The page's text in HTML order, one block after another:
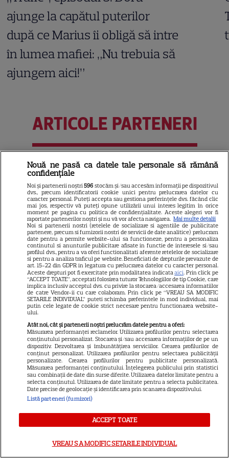
ajunge la capătul puterilor
după ce Marius îi obligă să intre
în lumea mafiei: „Nu trebuia să
ajungem aici!”
ARTICOLE PARTENERI
Horoscop Urania | Previziuni
astrologice pentru perioada 1 –
7 august 2026. Venus va intra
în zodia Balanței
Ulei de perilla – ce este și ce
beneficii are
Postul Sfintei Mării – Postul
Adormirii Maicii Domnului. Ce
se mănâncă în post
dacă te muți singur – ustensile
Nouă ne pasă ca datele tale personale să rămână
confidențiale
Noi și partenerii noștri596 stocăm și/sau accesăm informații pe dispozitivul
dvs., precum identificatorii cookie unici pentru prelucrarea datelor cu
caracter personal. Puteți accepta sau gestiona preferințele dvs. făcând clic
mai jos, respectiv vă puteți opune utilizării unui interes legitim în orice
moment pe pagina cu politica de confidențialitate. Aceste alegeri vor fi
raportate partenerilor noștri și nu vă vor afecta navigarea. Mai multe detalii
Noi si partenerii nostri (retelele de socializare si agentiile de publicitate
partenere, precum si furnizorii nostri de servicii de date analitice) prelucram
date pentru a permite website-ului sa functioneze, pentru a personaliza
continutul si anunturile publicitare afisate in functie de interesele si/sau
profilul dvs., pentru a va oferi functionalitati aferente retelelor de socializare
si pentru a analiza traficul pe website. Beneficiati de drepturile prevazute de
art. 15-22 din GDPR in legatura cu prelucrarea datelor cu caracter personal.
Aceste drepturi pot fi exercitate prin modalitatea indicataaici. Prin click pe
“ACCEPT TOATE”, acceptati folosirea tuturor Tehnologiilor de tip Cookie, care
implica inclusiv acceptul dvs. cu privire la stocarea/accesarea informatiilor
de catre Vendor-ii cu care colaboram. Prin click pe “VREAU SA MODIFIC
SETARILE INDIVIDUAL” puteti schimba preferintele in mod individual, mai
putin cele legate de cookie strict necesare pentru functionarea website-
ului.
Atât noi, cât și partenerii noștri prelucrăm datele pentru a oferi:
Măsurarea performanței reclamelor. Utilizarea profilurilor pentru selectarea
conținutului personalizat. Stocarea și/sau accesarea informațiilor de pe un
dispozitiv. Dezvoltarea și îmbunătățirea serviciilor. Crearea profilurilor de
conținut personalizat. Utilizarea profilurilor pentru selectarea publicității
personalizate. Crearea profilurilor pentru publicitate personalizată.
Măsurarea performanței conținutului. Înțelegerea publicului prin statistici
sau combinații de date din surse diferite. Utilizarea datelor limitate pentru a
selecta conținutul. Utilizarea de date limitate pentru a selecta publicitatea.
Date precise de geolocație și identificarea prin scanarea dispozitivului.
Listă parteneri (furnizori)
ACCEPT TOATE
VREAU SA MODIFIC SETARILE INDIVIDUAL